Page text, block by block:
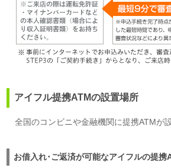
アイフル提携ATMの設置場所
全国のコンビニや金融機関に提携ATMが
お借入れ･ご返済が可能なアイフルの提携